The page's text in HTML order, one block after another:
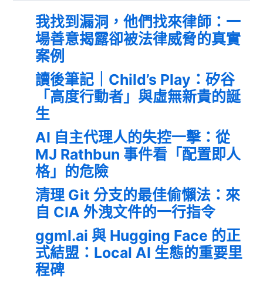
我找到漏洞，他們找來律師：一
場善意揭露卻被法律威脅的真實
案例
讀後筆記｜Child’s Play：矽谷
「高度行動者」與虛無新貴的誕
生
AI 自主代理人的失控一擊：從
MJ Rathbun 事件看「配置即人
格」的危險
清理 Git 分支的最佳偷懶法：來
自 CIA 外洩文件的一行指令
ggml.ai 與 Hugging Face 的正
式結盟：Local AI 生態的重要里
程碑